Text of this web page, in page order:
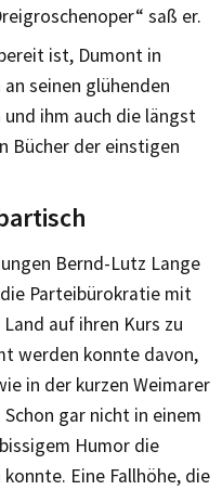
saß er.
ist, Dumont in
seinen glühenden
ihm auch die längst
Bücher der einstigen
Bernd-Lutz Lange
Parteibürokratie mit
auf ihren Kurs zu
werden konnte davon,
in der kurzen Weimarer
gar nicht in einem
Humor die
Eine Fallhöhe, die